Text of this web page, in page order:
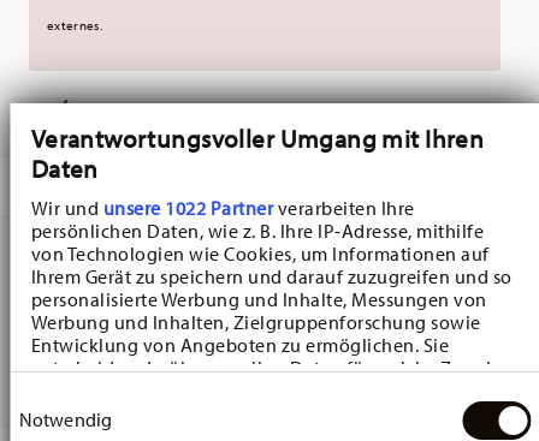
Verantwortungsvoller Umgang mit Ihren
Daten
Wir und unsere 1022 Partnerverarbeiten Ihre
persönlichen Daten, wie z. B. Ihre IP-Adresse, mithilfe
von Technologien wie Cookies, um Informationen auf
Ihrem Gerät zu speichern und darauf zuzugreifen und so
personalisierte Werbung und Inhalte, Messungen von
Werbung und Inhalten, Zielgruppenforschung sowie
Entwicklung von Angeboten zu ermöglichen. Sie
entscheiden darüber, wer Ihre Daten für welche Zwecke
Cookie-Erklärung oder durch Klicken auf das Privacy
Trigger Symbol ändern oder widerrufen
Notwendig
externes.
LIVRÉ EN 5-7 JOURS OUVRABLES
Hutschenreuther Happy Wintertime H. Wintertime Green
Assiette creuse - Rond - Ø 23,6 cm - h 4,7 cm - 0,280 l,
Porcelaine